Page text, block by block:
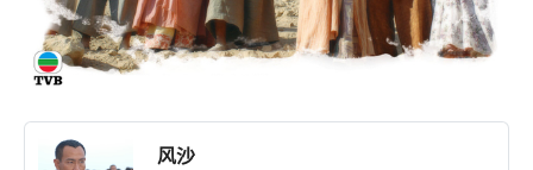
风沙